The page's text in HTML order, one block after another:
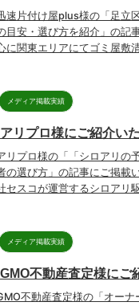
速片付け屋plus様の「足立
目安・選び方を紹介」の記
に関東エリアにてゴミ屋敷
メディア掲載実績
アリプロ様にご紹介い
リプロ様の「「シロアリの
の選び方」の記事にご掲載
セスコが運営するシロアリ
メディア掲載実績
GMO不動産査定様にご
不動産査定様の「オー